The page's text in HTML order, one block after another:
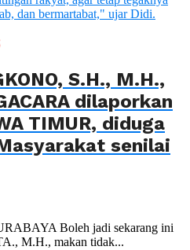
S.H., M.H.,
dilaporkan
TIMUR, diduga
senilai
Boleh jadi sekarang ini
M.H., makan tidak...